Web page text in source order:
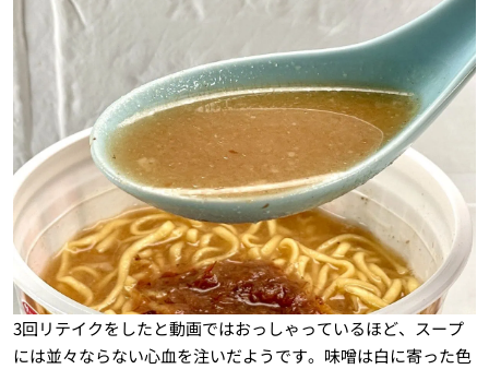
3回リテイクをしたと動画ではおっしゃっているほど、スープ
には並々ならない心血を注いだようです。味噌は白に寄った色